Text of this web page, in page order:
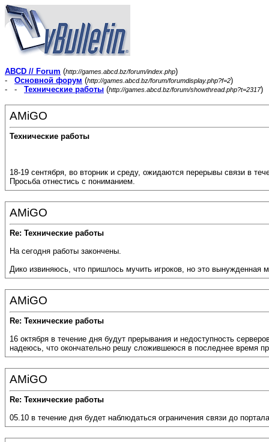
ABCD // Forum (http://games.abcd.bz/forum/index.php)
- Основной форум (http://games.abcd.bz/forum/forumdisplay.php?f=2)
- - Технические работы (http://games.abcd.bz/forum/showthread.php?t=2317)
AMiGO
Технические работы
18-19 сентября, во вторник и среду, ожидаются перерывы связи в
Просьба отнестись с пониманием.
AMiGO
Re: Технические работы
На сегодня работы закончены.
Дико извиняюсь, что пришлось мучить игроков, но это вынужденная
AMiGO
Re: Технические работы
16 октября в течение дня будут прерывания и недоступность
надеюсь, что окончательно решу сложившеюся в последнее время
AMiGO
Re: Технические работы
05.10 в течение дня будет наблюдаться ограничения связи до